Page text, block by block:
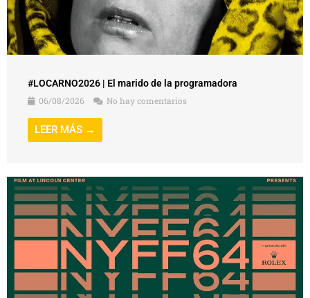
#LOCARNO2026 | El marido de la programadora
06/08/2026
No hay comentarios
LEER MÁS →